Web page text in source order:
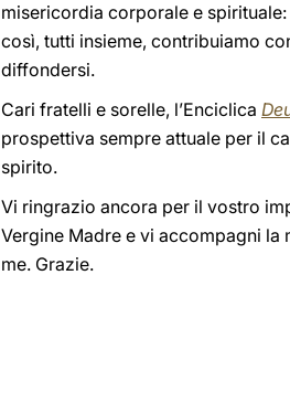
misericordia corporale e
così, tutti insieme, contribuiamo
diffondersi.
Cari fratelli e sorelle, l’Enciclica
prospettiva sempre attuale per il
spirito.
Vi ringrazio ancora per il vostro
Vergine Madre e vi accompagni
me. Grazie.